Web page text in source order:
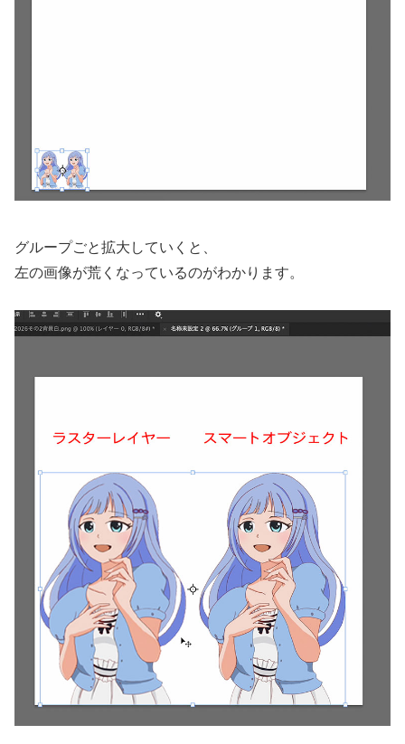
グループごと拡大していくと、
左の画像が荒くなっているのがわかります。